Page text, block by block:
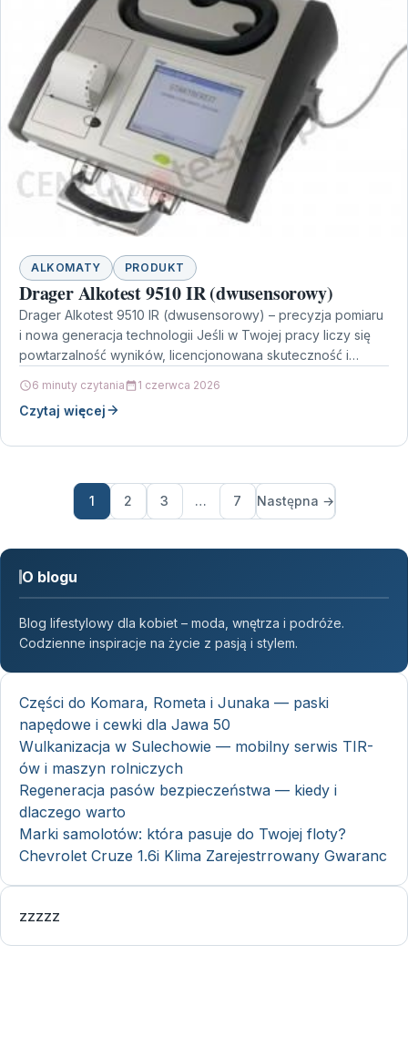
ALKOMATY PRODUKT
Drager Alkotest 9510 IR (dwusensorowy)
Drager Alkotest 9510 IR (dwusensorowy) – precyzja pomiaru
i nowa generacja technologii Jeśli w Twojej pracy liczy się
powtarzalność wyników, licencjonowana skuteczność i
6 minuty czytania 1 czerwca 2026
Czytaj więcej
1 2 3 … 7 Następna →
O blogu
Blog lifestylowy dla kobiet – moda, wnętrza i podróże.
Codzienne inspiracje na życie z pasją i stylem.
Części do Komara, Rometa i Junaka — paski
napędowe i cewki dla Jawa 50
Wulkanizacja w Sulechowie — mobilny serwis TIR-
ów i maszyn rolniczych
Regeneracja pasów bezpieczeństwa — kiedy i
dlaczego warto
Marki samolotów: która pasuje do Twojej floty?
Chevrolet Cruze 1.6i Klima Zarejestrrowany Gwaranc
zzzzz